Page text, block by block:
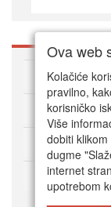
O DVD Zoni
Kako
Korisnički
Način
Ova web
Kolačiće
pravilno,
korisničko
Više
dobiti
dugme
internet
upotrebom